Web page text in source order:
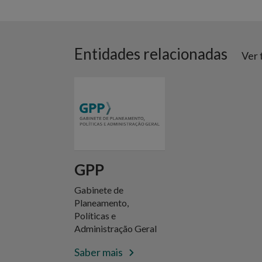
Entidades relacionadas Ver
GPP
Gabinete de
Planeamento,
Políticas e
Administração Geral
Saber mais